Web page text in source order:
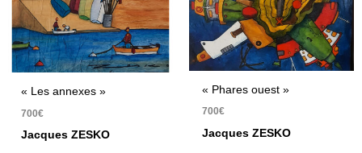
« Les annexes »
700€
Jacques ZESKO
« Phares ouest »
700€
Jacques ZESKO